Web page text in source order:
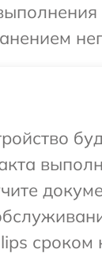
сроком